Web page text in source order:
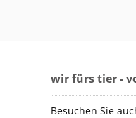
wir fürs tier -
Besuchen Sie